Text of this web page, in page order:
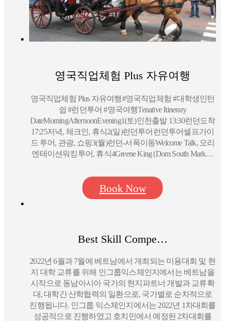
영국직업체험 Plus 자유여행
영국직업체험 Plus 자유여행#영국직업체험 #대학생인턴
쉽 #런던투어 #영국여행Tenative Itinerary
DateMorningAfternoonEvening1(토)인천출발 13:30런던도착
17:25저녁, 체크인, 휴식2(일)런던투어런던투어셀프가이
드 투어, 관광, 쇼핑3(월)런던-서폭이동Welcome Talk, 오리
엔테이션워킹투어, 휴식4Greene King (Dom South Mark…
Book Now
Best Skill Compe…
2022년 6월과 7월에 베트남에서 개최되는 미용대회 및 현
지 대학 교류를 위해 인그룹익스체인지에서는 베트남을
시작으로 동남아시아 국가의 현지파트너 개발과 교류확
대, 대학간 산학협력의 일환으로, 국가별로 순차적으로
진행됩니다. 인그룹 익스체인지에서는 2022년 1차대회를
성공적으로 진행하였고 호치민에서 예정된 2차대회를